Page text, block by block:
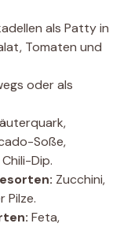
als Patty in
Tomaten und
oder als
Soße,
Dip.
Zucchini,
Pilze.
Feta,